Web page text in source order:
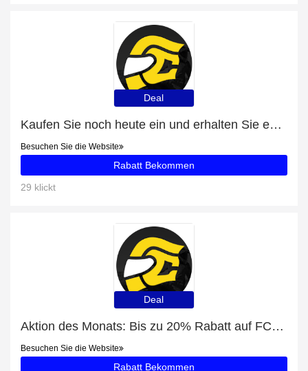
Deal
Kaufen Sie noch heute ein und erhalten Sie exklusive Angebote
Besuchen Sie die Website
Rabatt Bekommen
29 klickt
Deal
Aktion des Monats: Bis zu 20% Rabatt auf FC-Moto Novo Circuit Klapphelm
Besuchen Sie die Website
Rabatt Bekommen